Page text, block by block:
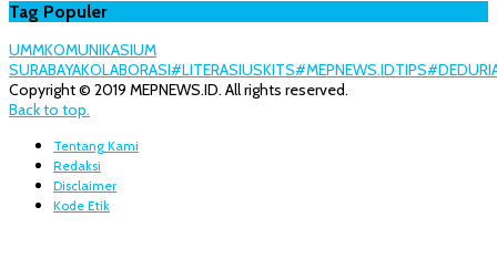
Tag Populer
UMMKOMUNIKASIUM
SURABAYAKOLABORASI#LITERASIUSKITS#MEPNEWS.IDTIPS
Copyright © 2019 MEPNEWS.ID. All rights reserved.
Back to top.
Tentang Kami
Redaksi
Disclaimer
Kode Etik